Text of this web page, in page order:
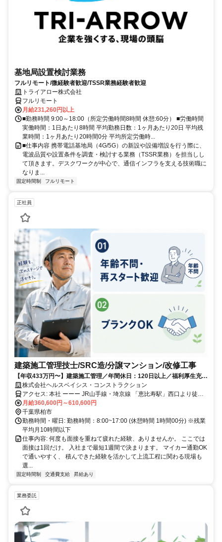
基地局設置検討業務
フルリモート/微経験者歓迎/TSSR業務経験者歓迎
トライアロー株式会社
フルリモート
月給231,260円以上
■勤務時間 9:00～18:00（所定労働時間8時間 休憩:60分） ■労働時間
実働時間：1日あたり8時間 平均勤務日数：1ヶ月あたり20日 平均残
業時間：1ヶ月あたり20時間0分 平均所定労働時...
■仕事内容 携帯電話基地局（4G/5G）の新設や設備増設を行う際に、
電波品質や設置条件を調査・検討する業務（TSSR業務）を担当しし
て頂きます。デスクワークが中心で、通信インフラを支える技術職に
なりま...
固定時間制 フルリモート
正社員
建築施工管理技士/SRC造/分譲マンション/改修工事
【年収433万円〜】建築施工管理／年間休日：120日以上／福利厚生充実
／経験者優遇／資格者歓迎
株式会社ヘルスベイシス・コンストラクション
アクセス: 本社 ーーー JR山手線・埼京線 「恵比寿駅」西口より徒歩5
分 東京メトロ 日比谷線 「恵比寿駅」1番出口より徒歩6分 ーーー
月給360,600円～610,600円
千葉県柏市
勤務時間・曜日: 勤務時間：8:00~17:00 (休憩時間 1時間00分) ※残業
平均月10時間以下
仕事内容: 何度も面接を重ねて疲れた経験、ありませんか。 ここでは
面接は1回だけ。 入社まで最短1週間で決まります。 マイカー通勤OK
で通いやすく、 積んできた経験を活かして上流工程に関わる現場も
選...
固定時間制 交通費支給 昇給あり
業務委託